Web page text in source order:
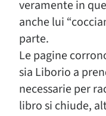
veramente in
anche lui
parte.
Le pagine
sia Liborio a
necessarie per
libro si chiude,